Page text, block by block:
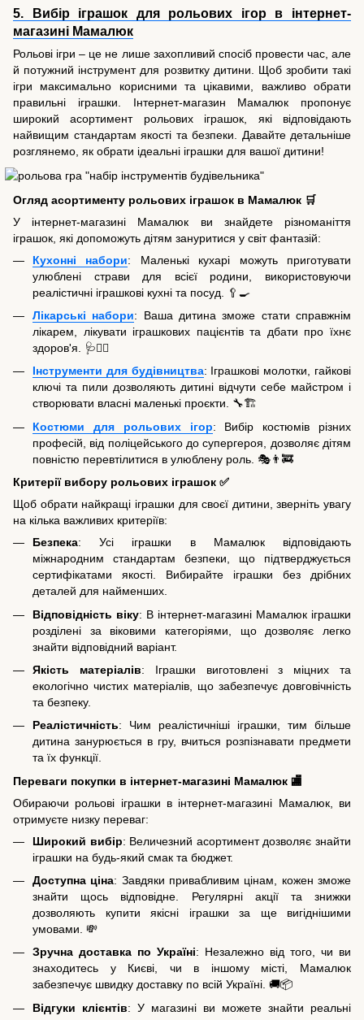
5. Вибір іграшок для рольових ігор в інтернет-
магазині Мамалюк
Рольові ігри – це не лише захопливий спосіб провести час, але
й потужний інструмент для розвитку дитини. Щоб зробити такі
ігри максимально корисними та цікавими, важливо обрати
правильні іграшки. Інтернет-магазин Мамалюк пропонує
широкий асортимент рольових іграшок, які відповідають
найвищим стандартам якості та безпеки. Давайте детальніше
розглянемо, як обрати ідеальні іграшки для вашої дитини!
Огляд асортименту рольових іграшок в Мамалюк 🛒
У інтернет-магазині Мамалюк ви знайдете різноманіття
іграшок, які допоможуть дітям зануритися у світ фантазій:
Кухонні набори: Маленькі кухарі можуть приготувати
улюблені страви для всієї родини, використовуючи
реалістичні іграшкові кухні та посуд. 🥄🍳
Лікарські набори: Ваша дитина зможе стати справжнім
лікарем, лікувати іграшкових пацієнтів та дбати про їхнє
здоров'я. 🩺👩‍⚕️
Інструменти для будівництва: Іграшкові молотки, гайкові
ключі та пили дозволяють дитині відчути себе майстром і
створювати власні маленькі проєкти. 🔧🏗️
Костюми для рольових ігор: Вибір костюмів різних
професій, від поліцейського до супергероя, дозволяє дітям
повністю перевтілитися в улюблену роль. 🎭👨‍🚒
Критерії вибору рольових іграшок ✅
Щоб обрати найкращі іграшки для своєї дитини, зверніть увагу
на кілька важливих критеріїв:
Безпека: Усі іграшки в Мамалюк відповідають
міжнародним стандартам безпеки, що підтверджується
сертифікатами якості. Вибирайте іграшки без дрібних
деталей для найменших.
Відповідність віку: В інтернет-магазині Мамалюк іграшки
розділені за віковими категоріями, що дозволяє легко
знайти відповідний варіант.
Якість матеріалів: Іграшки виготовлені з міцних та
екологічно чистих матеріалів, що забезпечує довговічність
та безпеку.
Реалістичність: Чим реалістичніші іграшки, тим більше
дитина занурюється в гру, вчиться розпізнавати предмети
та їх функції.
Переваги покупки в інтернет-магазині Мамалюк 🏬
Обираючи рольові іграшки в інтернет-магазині Мамалюк, ви
отримуєте низку переваг:
Широкий вибір: Величезний асортимент дозволяє знайти
іграшки на будь-який смак та бюджет.
Доступна ціна: Завдяки привабливим цінам, кожен зможе
знайти щось відповідне. Регулярні акції та знижки
дозволяють купити якісні іграшки за ще вигіднішими
умовами. 💸
Зручна доставка по Україні: Незалежно від того, чи ви
знаходитесь у Києві, чи в іншому місті, Мамалюк
забезпечує швидку доставку по всій Україні. 🚚📦
Відгуки клієнтів: У магазині ви можете знайти реальні